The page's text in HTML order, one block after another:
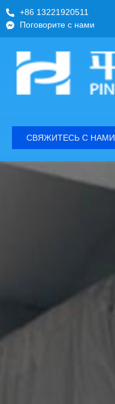
+86 13221920511
Поговорите с нами
СВЯЖИТЕСЬ С НАМИ